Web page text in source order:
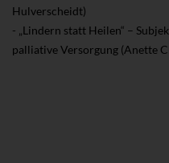
Hulverscheidt)
- „Lindern statt Heilen“ –
palliative Versorgung (Anette